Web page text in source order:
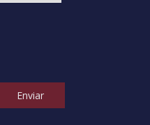
Enviar